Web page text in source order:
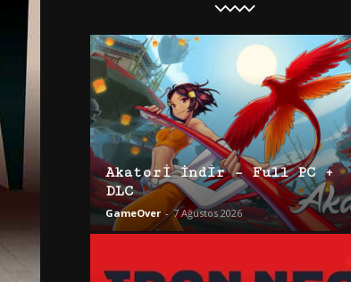
Akatori İndir – Full PC +
DLC
GameOver - 7 Ağustos 2026